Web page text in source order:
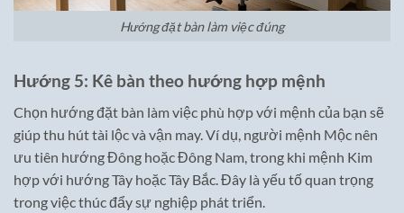
Hướng đặt bàn làm việc đúng
Hướng 5: Kê bàn theo hướng hợp mệnh
Chọn hướng đặt bàn làm việc phù hợp với mệnh của bạn sẽ
giúp thu hút tài lộc và vận may. Ví dụ, người mệnh Mộc nên
ưu tiên hướng Đông hoặc Đông Nam, trong khi mệnh Kim
hợp với hướng Tây hoặc Tây Bắc. Đây là yếu tố quan trọng
trong việc thúc đẩy sự nghiệp phát triển.